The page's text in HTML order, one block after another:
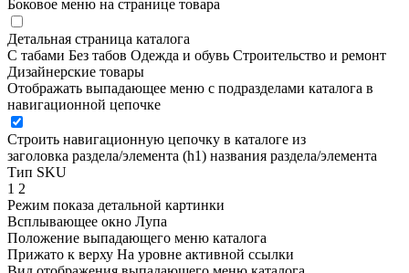
Боковое меню на странице товара
Детальная страница каталога
С табами Без табов Одежда и обувь Строительство и ремонт
Дизайнерские товары
Отображать выпадающее меню с подразделами каталога в
навигационной цепочке
Строить навигационную цепочку в каталоге из
заголовка раздела/элемента (h1) названия раздела/элемента
Тип SKU
1 2
Режим показа детальной картинки
Всплывающее окно Лупа
Положение выпадающего меню каталога
Прижато к верху На уровне активной ссылки